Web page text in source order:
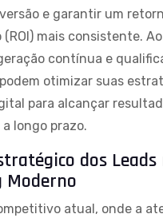
e garantir um
mais consistente.
contínua e
otimizar suas
para alcançar
longo prazo.
dos Leads
Moderno
atual, onde a